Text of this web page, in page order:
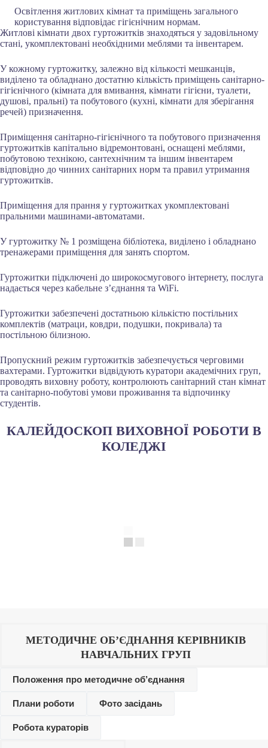
Освітлення житлових кімнат та приміщень загального
користування відповідає гігієнічним нормам.
Житлові кімнати двох гуртожитків знаходяться у задовільному
стані, укомплектовані необхідними меблями та інвентарем.
У кожному гуртожитку, залежно від кількості мешканців,
виділено та обладнано достатню кількість приміщень санітарно-
гігієнічного (кімната для вмивання, кімнати гігієни, туалети,
душові, пральні) та побутового (кухні, кімнати для зберігання
речей) призначення.
Приміщення санітарно-гігієнічного та побутового призначення
гуртожитків капітально відремонтовані, оснащені меблями,
побутовою технікою, сантехнічним та іншим інвентарем
відповідно до чинних санітарних норм та правил утримання
гуртожитків.
Приміщення для прання у гуртожитках укомплектовані
пральними машинами-автоматами.
У гуртожитку № 1 розміщена бібліотека, виділено і обладнано
тренажерами приміщення для занять спортом.
Гуртожитки підключені до широкосмугового інтернету, послуга
надається через кабельне з’єднання та WiFi.
Гуртожитки забезпечені достатньою кількістю постільних
комплектів (матраци, ковдри, подушки, покривала) та
постільною білизною.
Пропускний режим гуртожитків забезпечується черговими
вахтерами. Гуртожитки відвідують куратори академічних груп,
проводять виховну роботу, контролюють санітарний стан кімнат
та санітарно-побутові умови проживання та відпочинку
студентів.
КАЛЕЙДОСКОП ВИХОВНОЇ РОБОТИ В
КОЛЕДЖІ
МЕТОДИЧНЕ ОБ’ЄДНАННЯ КЕРІВНИКІВ
НАВЧАЛЬНИХ ГРУП
Положення про методичне об’єднання
Плани роботи Фото засідань
Робота кураторів